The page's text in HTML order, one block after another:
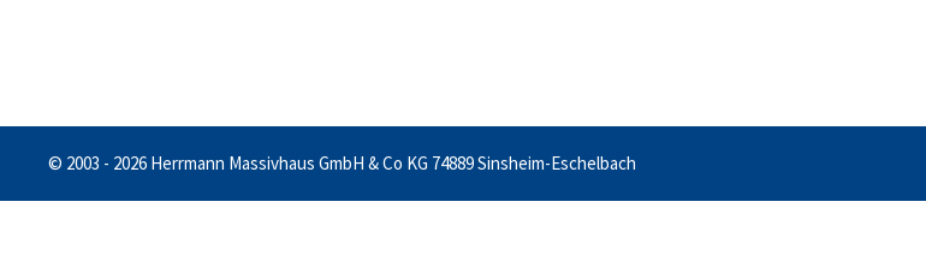
© 2003 - 2026 Herrmann Massivhaus GmbH & Co KG 74889 Sinsheim-Eschelbach